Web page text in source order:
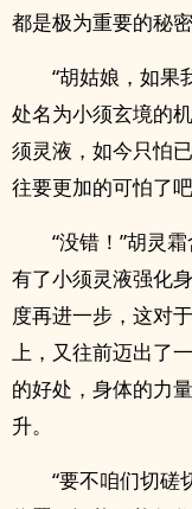
都是极为重要的秘
“胡姑娘，如果
处名为小须玄境的
须灵液，如今只怕
往要更加的可怕了
“没错！”胡灵
有了小须灵液强化
度再进一步，这对
上，又往前迈出了
的好处，身体的力
升。
“要不咱们切磋